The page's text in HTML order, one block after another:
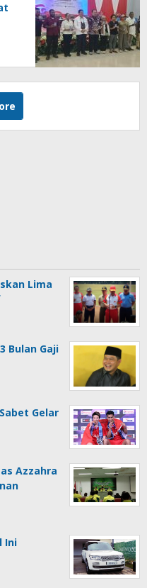
Lima
Bulan Gaji
Gelar
Azzahra
Ini